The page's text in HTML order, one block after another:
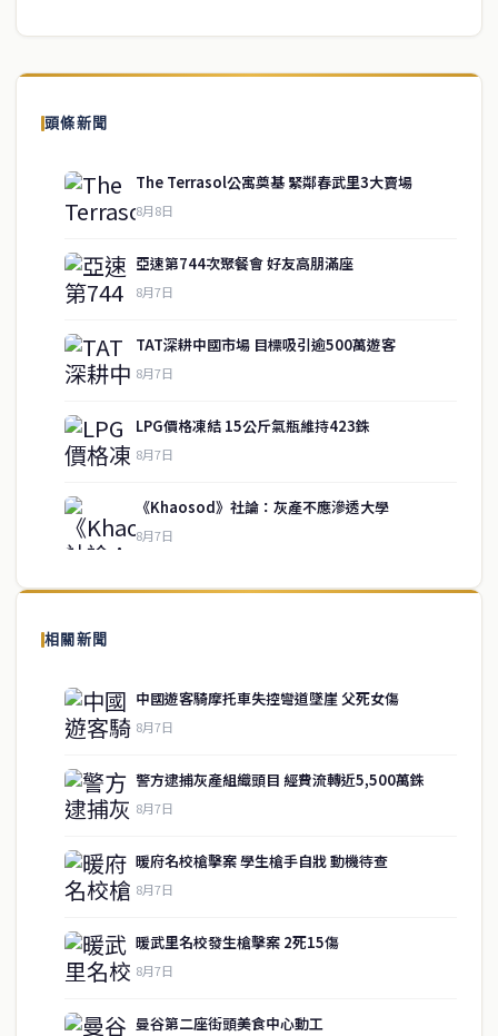
頭條新聞
The Terrasol公寓奠基 緊鄰春武里3大賣場
8月8日
亞速第744次聚餐會 好友高朋滿座
8月7日
TAT深耕中國市場 目標吸引逾500萬遊客
8月7日
LPG價格凍結 15公斤氣瓶維持423銖
8月7日
《Khaosod》社論：灰產不應滲透大學
8月7日
相關新聞
中國遊客騎摩托車失控彎道墜崖 父死女傷
8月7日
警方逮捕灰產組織頭目 經費流轉近5,500萬銖
8月7日
暖府名校槍擊案 學生槍手自戕 動機待查
8月7日
暖武里名校發生槍擊案 2死15傷
8月7日
曼谷第二座街頭美食中心動工
關於我們
泰國中文新聞（TCN）是一家總部設於曼谷的中文新聞媒體，致力於
供即時、客觀、多元的中文新聞內容。
房地產
聯絡資訊
歡迎來信洽詢合作事宜
service@thaichinesenews.com